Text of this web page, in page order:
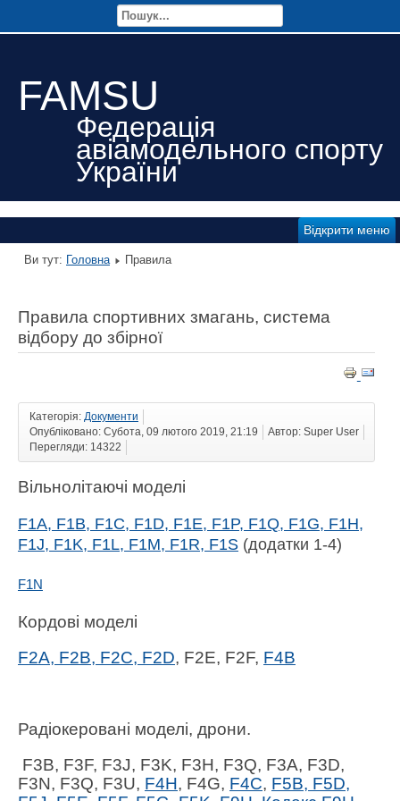
FAMSU
Федерація
авіамодельного спорту
України
Відкрити меню
Ви тут: Головна Правила
Правила спортивних змагань, система
відбору до збірної
Категорія: Документи
Опубліковано: Субота, 09 лютого 2019, 21:19
Автор: Super User
Перегляди: 14322
Вільнолітаючі моделі
F1А, F1B, F1C, F1D, F1E, F1P, F1Q, F1G, F1H,
F1J, F1K, F1L, F1M, F1R, F1S (додатки 1-4)
F1N
Кордові моделі
F2А, F2В, F2С, F2D, F2Е, F2F, F4B
Радіокеровані моделі, дрони.
F3B, F3F, F3J, F3K, F3H, F3Q, F3A, F3D,
F3N, F3Q, F3U, F4H, F4G, F4C, F5B, F5D,